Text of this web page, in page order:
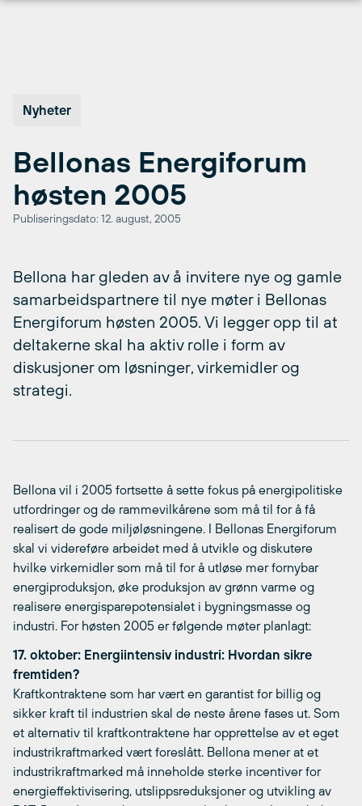
Nyheter
Bellonas Energiforum
høsten 2005
Publiseringsdato: 12. august, 2005
Bellona har gleden av å invitere nye og gamle
samarbeidspartnere til nye møter i Bellonas
Energiforum høsten 2005. Vi legger opp til at
deltakerne skal ha aktiv rolle i form av
diskusjoner om løsninger, virkemidler og
strategi.
Bellona vil i 2005 fortsette å sette fokus på energipolitiske
utfordringer og de rammevilkårene som må til for å få
realisert de gode miljøløsningene. I Bellonas Energiforum
skal vi videreføre arbeidet med å utvikle og diskutere
hvilke virkemidler som må til for å utløse mer fornybar
energiproduksjon, øke produksjon av grønn varme og
realisere energisparepotensialet i bygningsmasse og
industri. For høsten 2005 er følgende møter planlagt:
17. oktober: Energiintensiv industri: Hvordan sikre
fremtiden?
Kraftkontraktene som har vært en garantist for billig og
sikker kraft til industrien skal de neste årene fases ut. Som
et alternativ til kraftkontraktene har opprettelse av et eget
industrikraftmarked vært foreslått. Bellona mener at et
industrikraftmarked må inneholde sterke incentiver for
energieffektivisering, utslippsreduksjoner og utvikling av